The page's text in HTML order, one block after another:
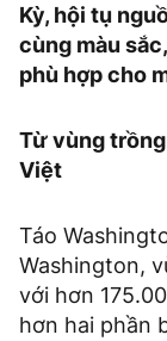
Kỳ, hội tụ
cùng màu
phù hợp cho
Từ vùng
Việt
Táo
Washington,
với hơn
hơn hai phần